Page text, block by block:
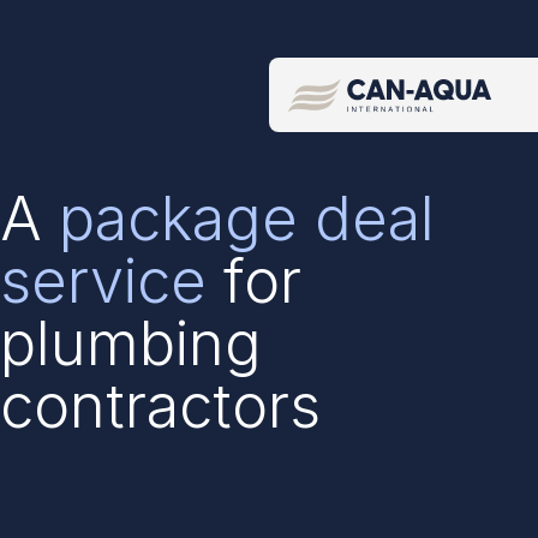
A package deal
service for
plumbing
contractors